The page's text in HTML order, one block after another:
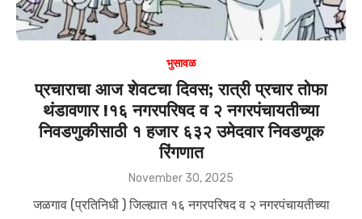
भुसावळ
प्रचाराचा आज शेवटचा दिवस; रात्री प्रचार तोफा
थंडावणार !१६ नगरपरिषद व २ नगरपंचायतीच्या
निवडणुकीसाठी १ हजार ६३२ उमेदवार निवडणूक
रिंगणात
Posted
November 30, 2025
जळगाव (प्रतिनिधी ) जिल्ह्यात १६ नगरपरिषद व २ नगरपंचायतीच्या